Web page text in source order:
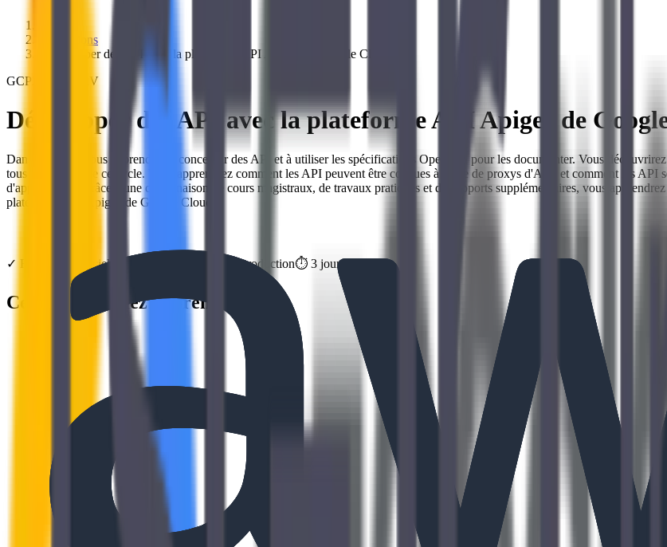
Formations
Développer des API avec la plateforme API Apigee de Google Cloud
GCP200APIDEV
Développer des API avec la plateforme API Apigee de
Dans ce cours, vous apprendrez à concevoir des API et à utiliser les spécifications OpenAPI pour les documenter. Vous
tous les aspects de ce cycle. Vous apprendrez comment les API peuvent être conçues à l'aide de proxys d'API, et comment les
d'applications. Grâce à une combinaison de cours magistraux, de travaux pratiques et de supports supplémentaires, vous
plateforme API Apigee de Google Cloud.
✓ Formation officielle Introduction⏱️ 3 jours
Ce que vous allez apprendre